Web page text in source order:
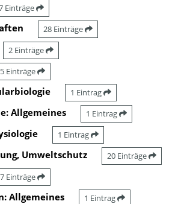
Einträge
28 Einträge
2 Einträge
Einträge
1 Eintrag
Allgemeines 1 Eintrag
1 Eintrag
Umweltschutz 20 Einträge
Einträge
Allgemeines 1 Eintrag